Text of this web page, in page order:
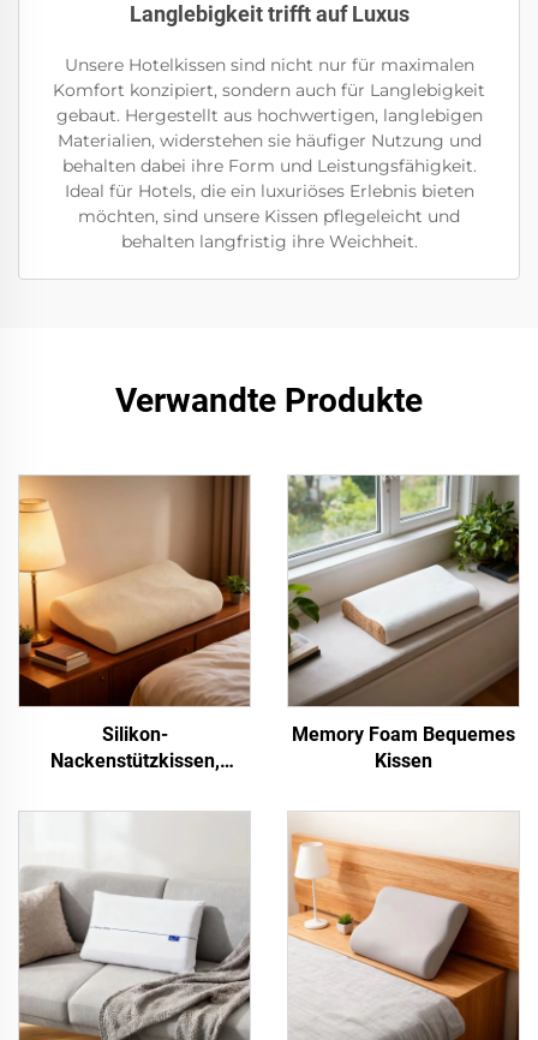
Langlebigkeit trifft auf Luxus
Unsere Hotelkissen sind nicht nur für maximalen
Komfort konzipiert, sondern auch für Langlebigkeit
gebaut. Hergestellt aus hochwertigen, langlebigen
Materialien, widerstehen sie häufiger Nutzung und
behalten dabei ihre Form und Leistungsfähigkeit.
Ideal für Hotels, die ein luxuriöses Erlebnis bieten
möchten, sind unsere Kissen pflegeleicht und
behalten langfristig ihre Weichheit.
Verwandte Produkte
Silikon-
Nackenstützkissen,
Memory Foam Bequemes
Kissen